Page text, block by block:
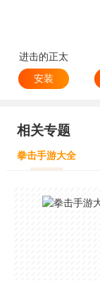
进击的正太
安装
相关专题
拳击手游大全